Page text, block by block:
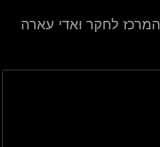
המרכז לחקר ואדי עארה